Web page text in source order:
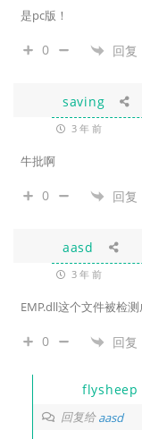
是pc版！
0 回复
saving
3 年 前
牛批啊
0 回复
aasd
3 年 前
EMP.dll这个文件被检
0 回复
flysheep
回复给aasd